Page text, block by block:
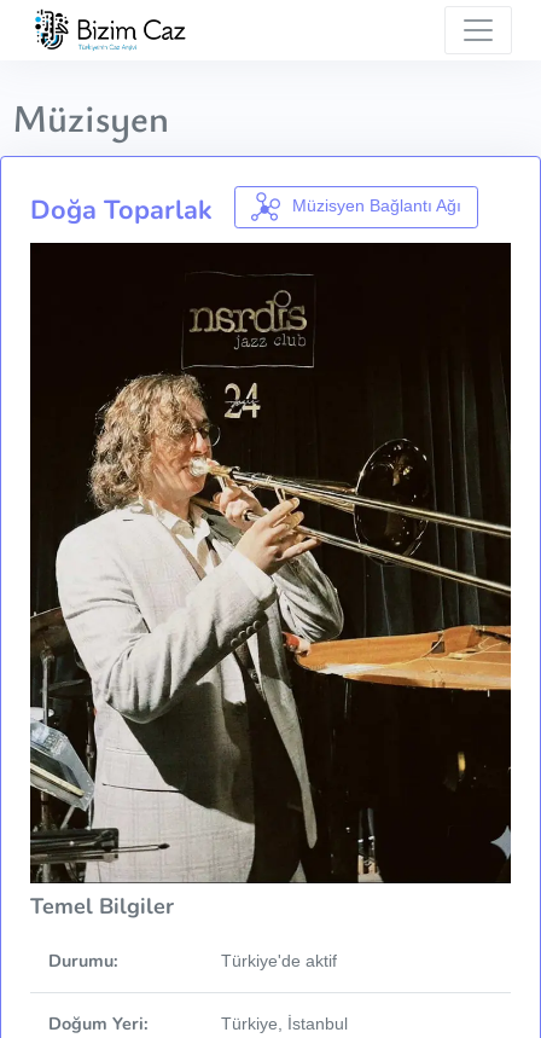
Müzisyen
Doğa Toparlak Müzisyen Bağlantı Ağı
Temel Bilgiler
Durumu: Türkiye'de aktif
Doğum Yeri: Türkiye, İstanbul